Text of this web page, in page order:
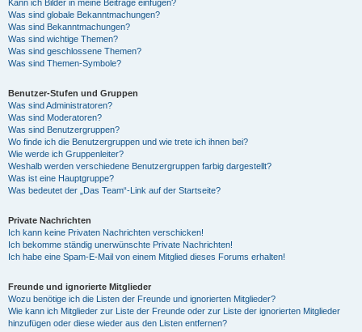
Kann ich Bilder in meine Beiträge einfügen?
Was sind globale Bekanntmachungen?
Was sind Bekanntmachungen?
Was sind wichtige Themen?
Was sind geschlossene Themen?
Was sind Themen-Symbole?
Benutzer-Stufen und Gruppen
Was sind Administratoren?
Was sind Moderatoren?
Was sind Benutzergruppen?
Wo finde ich die Benutzergruppen und wie trete ich ihnen bei?
Wie werde ich Gruppenleiter?
Weshalb werden verschiedene Benutzergruppen farbig dargestellt?
Was ist eine Hauptgruppe?
Was bedeutet der „Das Team“-Link auf der Startseite?
Private Nachrichten
Ich kann keine Privaten Nachrichten verschicken!
Ich bekomme ständig unerwünschte Private Nachrichten!
Ich habe eine Spam-E-Mail von einem Mitglied dieses Forums erhalten!
Freunde und ignorierte Mitglieder
Wozu benötige ich die Listen der Freunde und ignorierten Mitglieder?
Wie kann ich Mitglieder zur Liste der Freunde oder zur Liste der ignorierten Mitglieder
hinzufügen oder diese wieder aus den Listen entfernen?